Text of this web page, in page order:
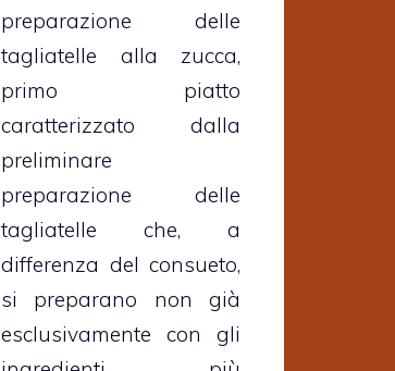
preparazione delle
tagliatelle alla zucca,
primo piatto
caratterizzato dalla
preliminare
preparazione delle
tagliatelle che, a
differenza del consueto,
si preparano non già
esclusivamente con gli